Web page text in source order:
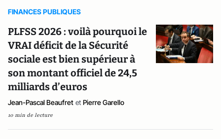
FINANCES PUBLIQUES
PLFSS 2026 : voilà pourquoi le
VRAI déficit de la Sécurité
sociale est bien supérieur à
son montant officiel de 24,5
milliards d’euros
Jean-Pascal Beaufret et Pierre Garello
10 min de lecture